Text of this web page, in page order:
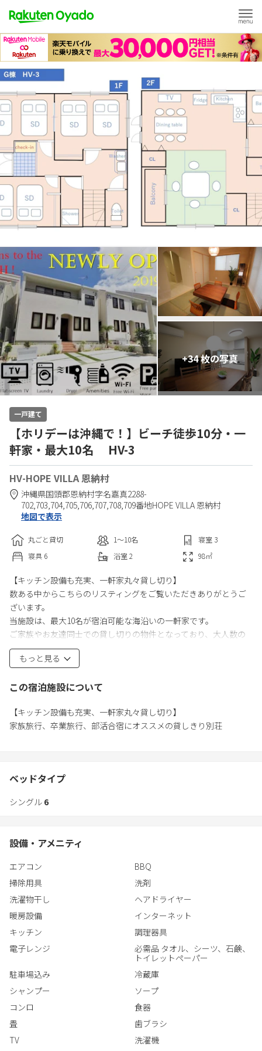
+34 枚の写真
一戸建て
【ホリデーは沖縄で！】ビーチ徒歩10分・一
軒家・最大10名 HV-3
HV-HOPE VILLA 恩納村
沖縄県国頭郡恩納村字名嘉真2288-
702,703,704,705,706,707,708,709番地HOPE VILLA 恩納村
地図で表示
丸ごと貸切 1〜10名 寝室 3
寝具 6 浴室 2 98㎡
【キッチン設備も充実、一軒家丸々貸し切り】
数ある中からこちらのリスティングをご覧いただきありがとうご
ざいます。
当施設は、最大10名が宿泊可能な海沿いの一軒家です。
ご家族やお友達同士での貸し切りの物件となっており、大人数の
ご利用にピッタリです。
リゾート地として有名な恩納村。
ゾートエリアである万座毛や真栄田岬、青の洞窟など人気観光地
ん、ダイビングとシュノーケリングのスポットとしても大変オス
スメの場所です。
沖縄”のゆったりとしたどこか懐かしい時間を感じられます。
さらに伝統工芸の体験もしていただけます。
おんなの駅周辺では沖縄そばやサーターアンダギーなどの沖縄グ
んの人で賑わっています。
もっと見る
この宿泊施設について
【キッチン設備も充実、一軒家丸々貸し切り】
家族旅行、卒業旅行、部活合宿にオススメの貸しきり別荘
ベッドタイプ
シングル 6
設備・アメニティ
エアコン
BBQ
掃除用具
洗剤
洗濯物干し
ヘアドライヤー
暖房設備
インターネット
キッチン
調理器具
電子レンジ
必需品 タオル、シーツ、石鹸、
トイレットペーパー
駐車場込み
冷蔵庫
シャンプー
ソープ
コンロ
食器
畳
歯ブラシ
TV
洗濯機